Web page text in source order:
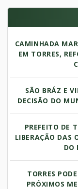
CAMINHADA
EM TORRES,
SÃO BRÁZ E
DECISÃO DO
PREFEITO DE
LIBERAÇÃO DAS
DO
TORRES
PRÓXIMOS